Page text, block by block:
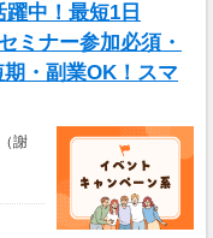
躍中！最短1日
ミナー参加必須・
・副業OK！スマ
謝
謝